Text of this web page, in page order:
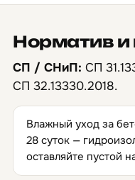
Норматив и
СП / СНиП: СП
СП 32.13330.2018.
Влажный уход за
28 суток —
оставляйте пустой